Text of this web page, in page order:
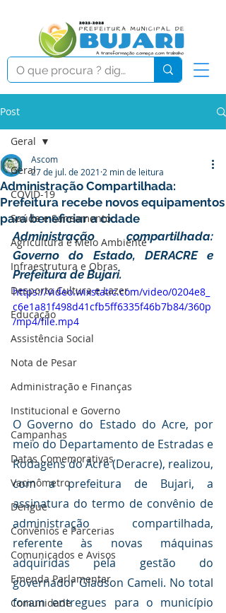
Post
Geral
COVID-19
Saúde e Saneamento
Agricultura e Meio Ambiente
Infraestrutura e Obras
Desporto Cultura e Lazer
Educação
Assistência Social
Nota de Pesar
Administração e Finanças
Institucional e Governo
Campanhas
Datas Comemorativas
Vacinômetro
Dengue
Convênios e Parcerias
Comunicados e Avisos
Emenda Parlamentar
Comunidade
Geral
Administração Compartilhada:
Prefeitura recebe novos equipamentos
para beneficiar a cidade
Ascom
27 de jul. de 2021 2 min de leitura
Administração compartilhada:
Governo do Estado, DERACRE e
Prefeitura de Bujari.
https://video.wixstatic.com/video/0204e8_
c6e1a81f498d41cfb5ff6335f46b7b84/360p
/mp4/file.mp4
O Governo do Estado do Acre, por
meio do Departamento de Estradas e
Rodagens do Acre (Deracre), realizou,
com a prefeitura de Bujari, a
assinatura do termo de convênio de
administração compartilhada,
referente às novas máquinas
adquiridas pela gestão do
governador Gladson Cameli. No total
foram entregues para o município